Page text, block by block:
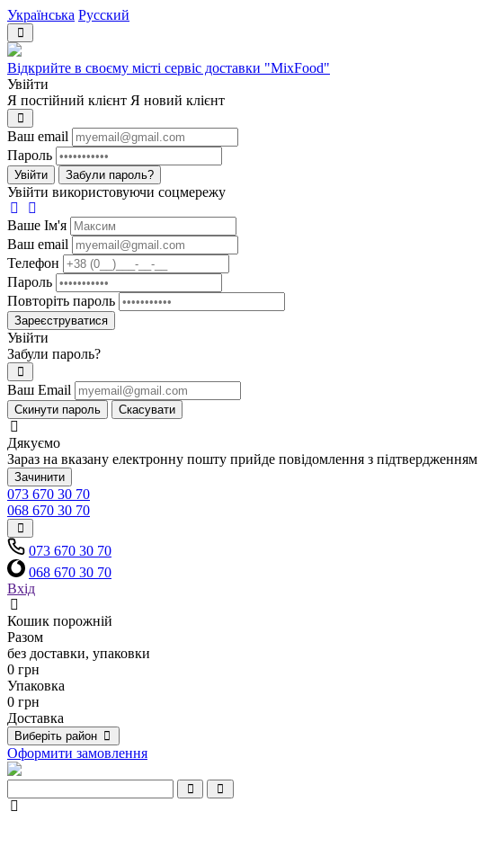
Українська Русский
Відкрийте в своєму місті сервіс доставки "MixFood"
Увійти
Я постійний клієнт Я новий клієнт
Ваш email
Пароль
Увійти Забули пароль?
Увійти використовуючи соцмережу
Ваше Iм'я
Ваш email
Телефон
Пароль
Повторіть пароль
Зареєструватися
Увійти
Забули пароль?
Ваш Email
Скинути пароль Скасувати
Дякуємо
Зараз на вказану електронну пошту прийде повідомлення з підтвердженням
Зачинити
073 670 30 70
068 670 30 70
073 670 30 70
068 670 30 70
Вхід
Кошик порожній
Разом
без доставки, упаковки
0 грн
Упаковка
0 грн
Доставка
Виберіть район
Оформити замовлення